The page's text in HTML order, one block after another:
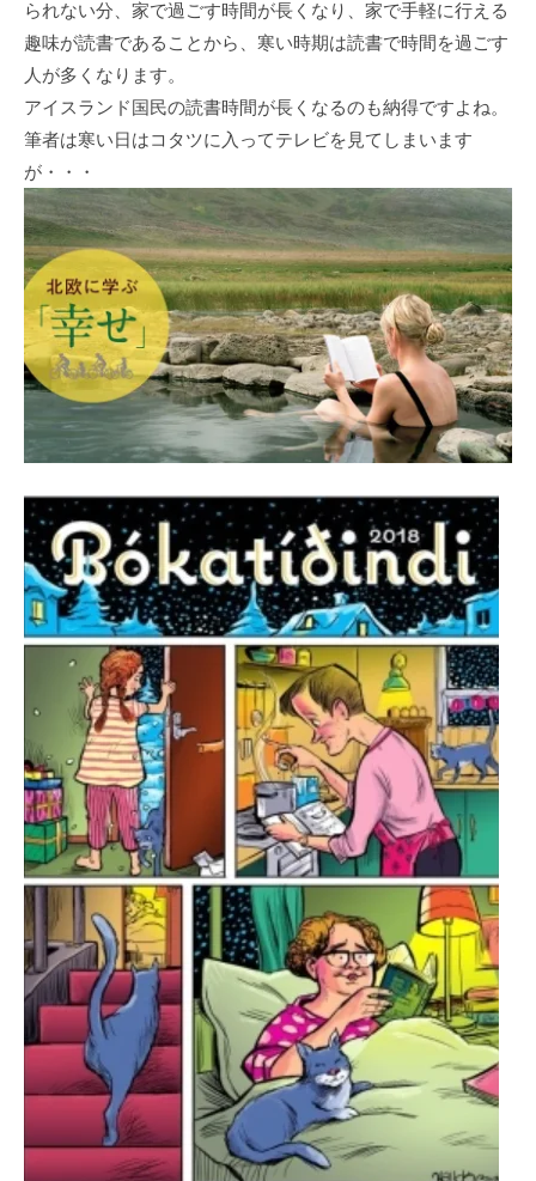
られない分、家で過ごす時間が長くなり、家で手軽に行える
趣味が読書であることから、寒い時期は読書で時間を過ごす
人が多くなります。
アイスランド国民の読書時間が長くなるのも納得ですよね。
筆者は寒い日はコタツに入ってテレビを見てしまいます
が・・・